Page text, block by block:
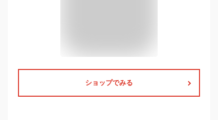
ショップでみる